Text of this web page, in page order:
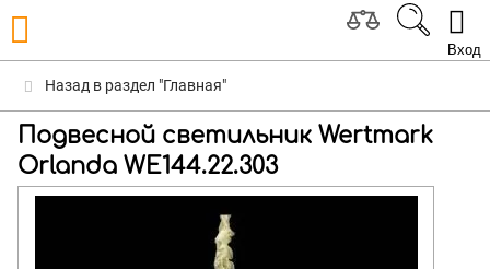
Вход
Назад в раздел "Главная"
Подвесной светильник Wertmark
Orlanda WE144.22.303